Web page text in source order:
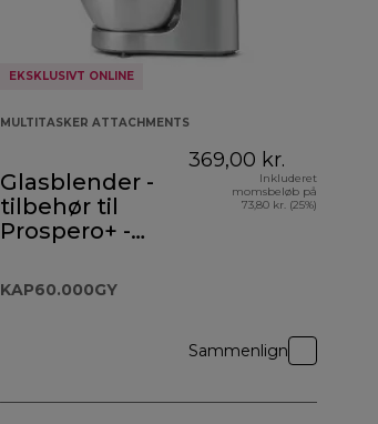
EKSKLUSIVT ONLINE
MULTITASKER ATTACHMENTS
Glasblender -
tilbehør til
Prospero+ -
KAP60.000GY
369,00 kr.
Inkluderet
momsbeløb på
73,80 kr. (25%)
Sammenlign